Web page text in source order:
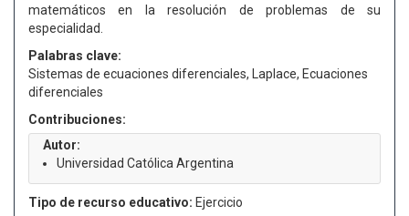
matemáticos en la resolución de problemas de su
especialidad.
Palabras clave:
Sistemas de ecuaciones diferenciales, Laplace, Ecuaciones
diferenciales
Contribuciones:
Autor:
Universidad Católica Argentina
Tipo de recurso educativo: Ejercicio